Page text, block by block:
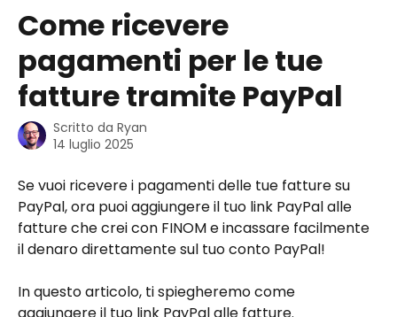
Come ricevere
pagamenti per le tue
fatture tramite PayPal
Scritto da Ryan
14 luglio 2025
Se vuoi ricevere i pagamenti delle tue fatture su
PayPal, ora puoi aggiungere il tuo link PayPal alle
fatture che crei con FINOM e incassare facilmente
il denaro direttamente sul tuo conto PayPal!
In questo articolo, ti spiegheremo come